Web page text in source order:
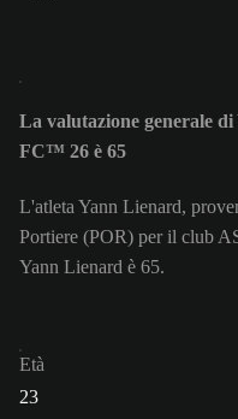
La valutazione generale
FC™ 26 è 65
L'atleta Yann Lienard,
Portiere (POR) per il club
Yann Lienard è 65.
Età
23